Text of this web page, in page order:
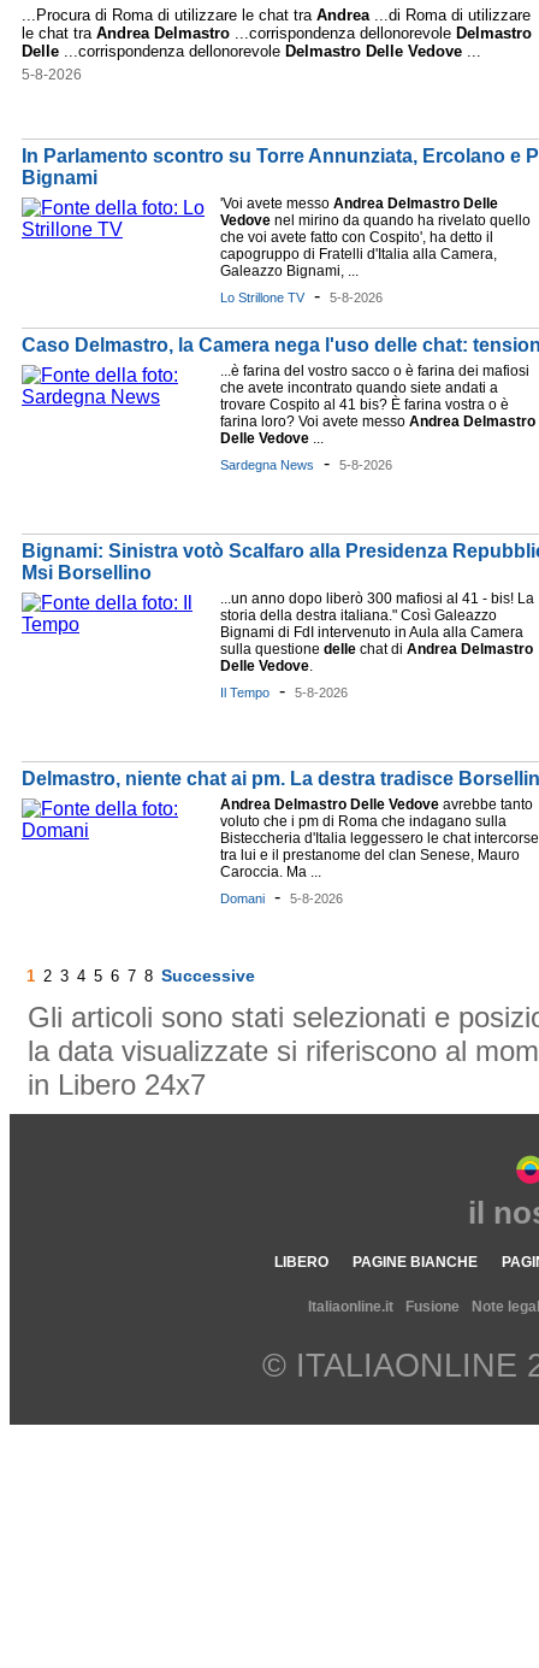
...Procura di Roma di utilizzare le chat tra Andrea...di Roma di utilizzare
le chat tra Andrea Delmastro ...corrispondenza dellonorevole Delmastro
Delle ...corrispondenza dellonorevole Delmastro Delle Vedove ...
5-8-2026
In Parlamento scontro su Torre Annunziata, Ercolano e
Bignami
'Voi avete messo Andrea Delmastro Delle
Vedove nel mirino da quando ha rivelato quello
che voi avete fatto con Cospito', ha detto il
capogruppo di Fratelli d'Italia alla Camera,
Galeazzo Bignami, ...
Lo Strillone TV- 5-8-2026
Caso Delmastro, la Camera nega l'uso delle chat:
...è farina del vostro sacco o è farina dei mafiosi
che avete incontrato quando siete andati a
trovare Cospito al 41 bis? È farina vostra o è
farina loro? Voi avete messo Andrea Delmastro
Delle Vedove ...
Sardegna News - 5-8-2026
Bignami: Sinistra votò Scalfaro alla Presidenza
Msi Borsellino
...un anno dopo liberò 300 mafiosi al 41 - bis! La
storia della destra italiana." Così Galeazzo
Bignami di FdI intervenuto in Aula alla Camera
sulla questione delle chat di Andrea Delmastro
Delle Vedove.
Il Tempo - 5-8-2026
Delmastro, niente chat ai pm. La destra tradisce
Andrea Delmastro Delle Vedove avrebbe tanto
voluto che i pm di Roma che indagano sulla
Bisteccheria d'Italia leggessero le chat intercorse
tra lui e il prestanome del clan Senese, Mauro
Caroccia. Ma ...
Domani - 5-8-2026
1 2 3 4 5 6 7 8 Successive
Gli articoli sono stati selezionati e
la data visualizzate si riferiscono al
in Libero 24x7
il
LIBERO PAGINE BIANCHE
Italiaonline.it Fusione Note
© ITALIAONLINE